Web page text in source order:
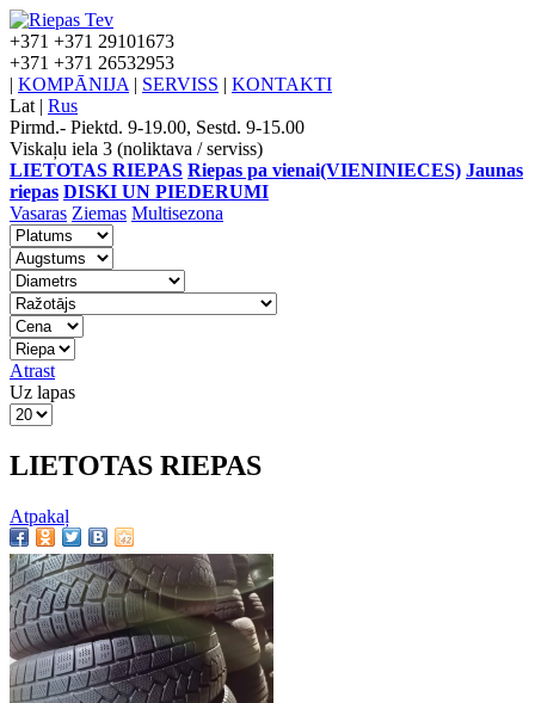
+371 +371 29101673
+371 +371 26532953
| KOMPĀNIJA | SERVISS | KONTAKTI
Lat | Rus
Pirmd.- Piektd. 9-19.00, Sestd. 9-15.00
Viskaļu iela 3 (noliktava / serviss)
LIETOTAS RIEPAS Riepas pa vienai(VIENINIECES) Jaunas
riepas DISKI UN PIEDERUMI
Vasaras Ziemas Multisezona
Atrast
Uz lapas
LIETOTAS RIEPAS
Atpakaļ